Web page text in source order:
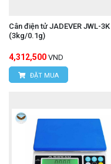
Cân điện tử JADEVER JWL-3K
(3kg/0.1g)
4,312,500 VND
ĐẶT MUA